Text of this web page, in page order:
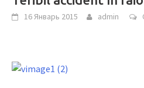
16 Январь 2015 admin